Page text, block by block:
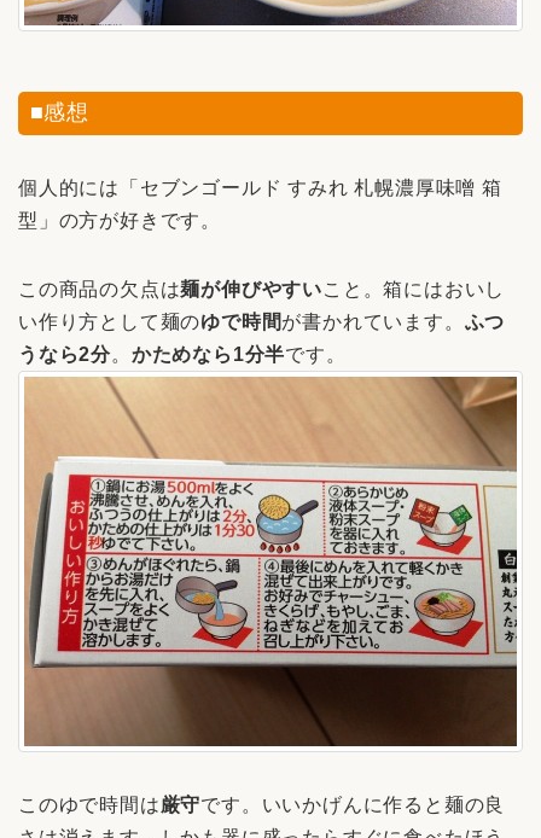
■感想
個人的には「セブンゴールド すみれ 札幌濃厚味噌 箱
型」の方が好きです。
この商品の欠点は麺が伸びやすいこと。箱にはおいし
い作り方として麺のゆで時間が書かれています。 ふつ
うなら2分。 かためなら1分半です。
このゆで時間は厳守です。いいかげんに作ると麺の良